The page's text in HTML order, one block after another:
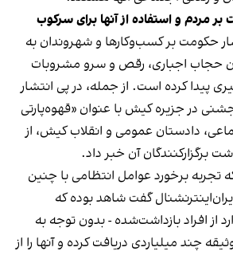
مردم و استفاده از آنها برای سرکوب
حکومت بر کسب‌وکارها و شهروندان به
حجاب اجباری، رقص و سرو مشروبات
پیدا کرده است. از جمله، در پی انتشار
جشنی در جزیره کیش با عنوان «قهوه‌پارتی
دادستان عمومی و انقلاب کیش، از
برگزارکنندگان آن خبر داد.
تجربه برخورد عوامل انتظامی با چنین
گفت شاهد بوده که
از افراد بازداشت‌‌شده - بدون توجه به
چند میلیاردی دریافت کرده و آنها را از